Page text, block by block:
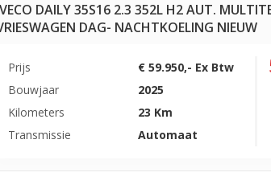
DAILY 35S16 2.3 352L H2 AUT.
DAG- NACHTKOELING NIEUW
Prijs
€ 59.950,- Ex Btw
Bouwjaar
2025
Kilometers
23 Km
Transmissie
Automaat